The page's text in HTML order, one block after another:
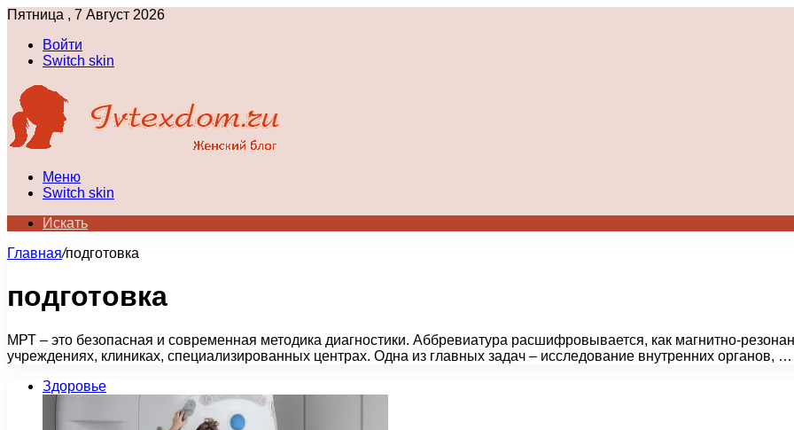
Пятница , 7 Август 2026
Войти
Switch skin
Меню
Switch skin
Искать
Главная/подготовка
подготовка
МРТ – это безопасная и современная методика диагностики. Аббревиатура расшифровывается, как магнитно-
учреждениях, клиниках, специализированных центрах. Одна из главных задач – исследование внутренних органов, …
Здоровье